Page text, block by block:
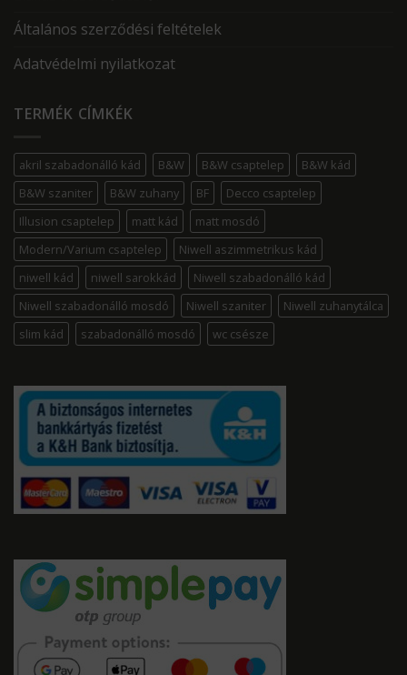
Általános szerződési feltételek
Adatvédelmi nyilatkozat
TERMÉK CÍMKÉK
akril szabadonálló kád B&W B&W csaptelep
B&W kád
B&W szaniter
B&W zuhany BF
Decco csaptelep
Illusion csaptelep
matt kád
matt mosdó
Modern/Varium csaptelep
Niwell aszimmetrikus kád
niwell kád
niwell sarokkád
Niwell szabadonálló kád
Niwell szabadonálló mosdó
Niwell szaniter
Niwell zuhanytálca
slim kád
szabadonálló mosdó wc csésze